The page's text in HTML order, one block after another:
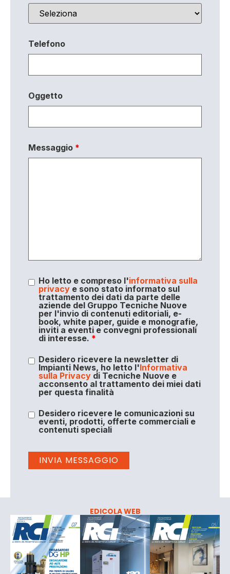
Telefono
Oggetto
Messaggio *
Ho letto e compreso l'informativa sulla
privacye sono stato informato sul
trattamento dei dati da parte delle
aziende del Gruppo Tecniche Nuove
per l'invio di contenuti editoriali, e-
book, white paper, guide e monografie,
inviti a eventi e convegni professionali
di interesse. *
Desidero ricevere la newsletter di
Impianti News, ho letto l'Informativa
sulla Privacydi Tecniche Nuove e
acconsento al trattamento dei miei dati
per questa finalità
Desidero ricevere le comunicazioni su
eventi, prodotti, offerte commerciali e
contenuti speciali
EDICOLA WEB